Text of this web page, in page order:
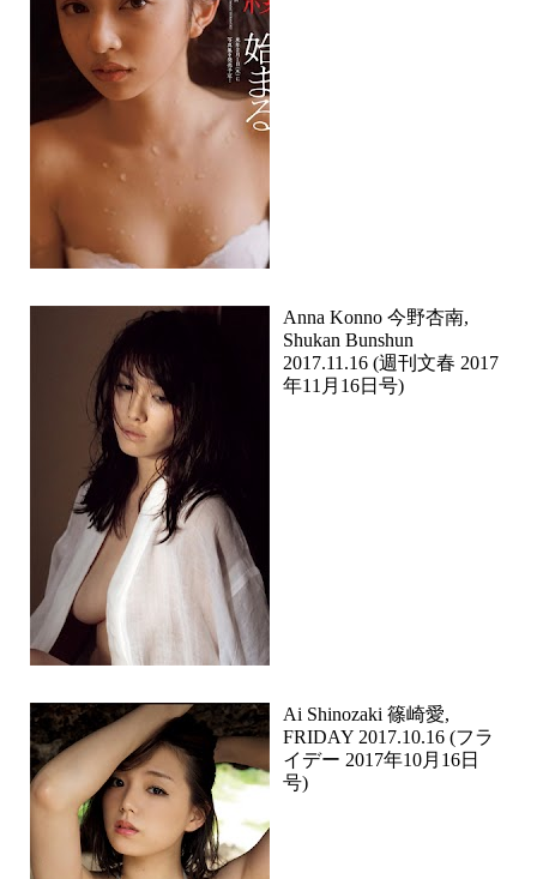
Anna Konno 今野杏南,
Shukan Bunshun
2017.11.16 (週刊文春 2017
年11月16日号)
Ai Shinozaki 篠崎愛,
FRIDAY 2017.10.16 (フラ
イデー 2017年10月16日
号)